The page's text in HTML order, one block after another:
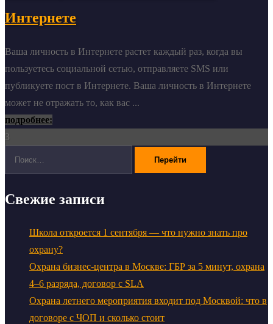
Интернете
Ваша личность в Интернете растет каждый раз, когда вы
пользуетесь социальной сетью, отправляете SMS или
публикуете пост в Интернете. Ваша личность в Интернете
может не отражать то, как вас ...
подробнее:
3
Свежие записи
Школа откроется 1 сентября — что нужно знать про
охрану?
Охрана бизнес-центра в Москве: ГБР за 5 минут, охрана
4–6 разряда, договор с SLA
Охрана летнего мероприятия входит под Москвой: что в
договоре с ЧОП и сколько стоит